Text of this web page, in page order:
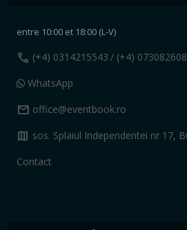
entre 10:00 et 18:00 (L-V)
call (+4) 0314215543 / (+4)
WhatsApp
mail office@eventbook.ro
map sos. Splaiul Independentei nr 17,
Contact